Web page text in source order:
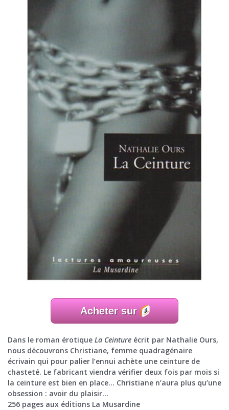
Acheter sur
Dans le roman érotique La Ceinture écrit par Nathalie Ours,
nous découvrons Christiane, femme quadragénaire
écrivain qui pour palier l’ennui achète une ceinture de
chasteté. Le fabricant viendra vérifier deux fois par mois si
la ceinture est bien en place… Christiane n’aura plus qu’une
obsession : avoir du plaisir…
256 pages aux éditions La Musardine